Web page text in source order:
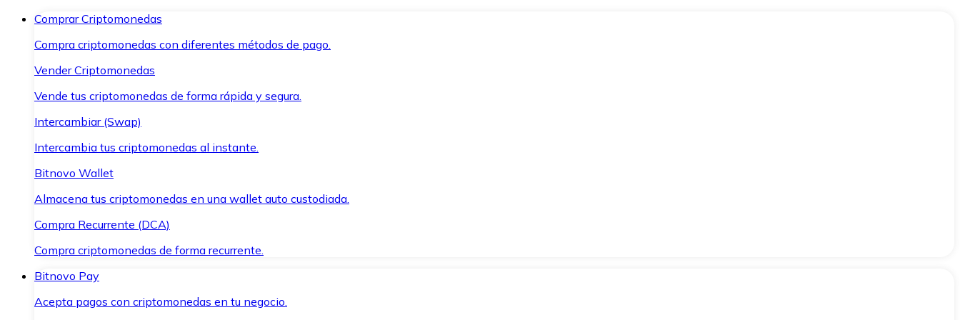
Comprar Criptomonedas
Compra criptomonedas con diferentes métodos de pago.
Vender Criptomonedas
Vende tus criptomonedas de forma rápida y segura.
Intercambiar (Swap)
Intercambia tus criptomonedas al instante.
Bitnovo Wallet
Almacena tus criptomonedas en una wallet auto custodiada.
Compra Recurrente (DCA)
Compra criptomonedas de forma recurrente.
Bitnovo Pay
Acepta pagos con criptomonedas en tu negocio.